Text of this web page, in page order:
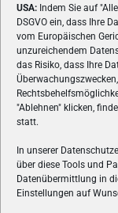
USA: Indem Sie auf
DSGVO ein, dass Ihre
vom Europäischen
unzureichendem
das Risiko, dass Ihre
"Ablehnen" klicken,
statt.
In unserer
über diese Tools und
Datenübermittlung in
Einstellungen auf
VON GAMERN,
Spielemagazin
Reviews und